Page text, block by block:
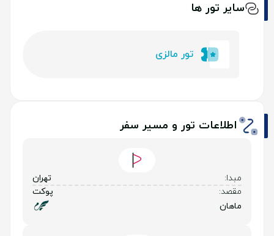
سایر تور ها
تور مالزی
اطلاعات تور و مسیر سفر
مبدا:
تهران
مقصد:
پوکت
ماهان